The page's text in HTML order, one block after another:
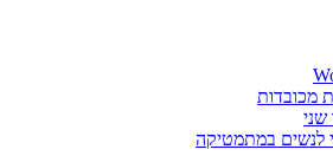
מכובדות
לנשים במתמטיקה